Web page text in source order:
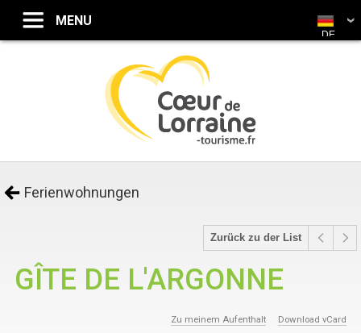
Ferienwohnungen
Zurück zu der List
GÎTE DE L'ARGONNE
Zu meinem Aufenthalt Download vCard
DE